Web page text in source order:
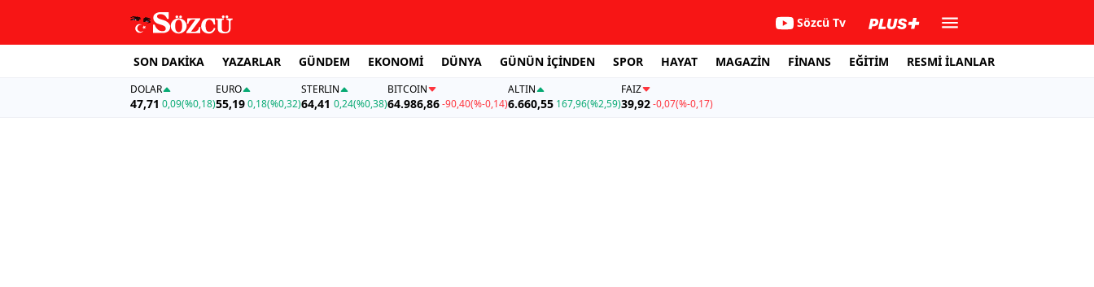
Sözcü Tv
SON DAKİKA YAZARLAR GÜNDEM EKONOMİ DÜNYA GÜNÜN İÇİNDEN SPOR HAYAT MAGAZİN FİNANS EĞİTİM RESMİ İLANLAR
DOLAR
47,71 0,09(%0,18)
EURO
55,19 0,18(%0,32)
STERLIN
64,41 0,24(%0,38)
BITCOIN
64.986,86-90,40(%-0,14)
ALTIN
6.660,55 167,96(%2,59)
FAİZ
39,92-0,07(%-0,17)